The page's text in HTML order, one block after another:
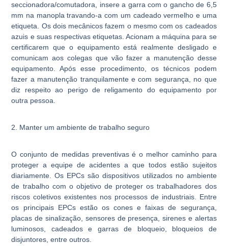
seccionadora/comutadora, insere a garra com o gancho de 6,5
mm na manopla travando-a com um cadeado vermelho e uma
etiqueta. Os dois mecânicos fazem o mesmo com os cadeados
azuis e suas respectivas etiquetas. Acionam a máquina para se
certificarem que o equipamento está realmente desligado e
comunicam aos colegas que vão fazer a manutenção desse
equipamento. Após esse procedimento, os técnicos podem
fazer a manutenção tranquilamente e com segurança, no que
diz respeito ao perigo de religamento do equipamento por
outra pessoa.
2. Manter um ambiente de trabalho seguro
O conjunto de medidas preventivas é o melhor caminho para
proteger a equipe de acidentes a que todos estão sujeitos
diariamente. Os EPCs são dispositivos utilizados no ambiente
de trabalho com o objetivo de proteger os trabalhadores dos
riscos coletivos existentes nos processos de industriais. Entre
os principais EPCs estão os cones e faixas de segurança,
placas de sinalização, sensores de presença, sirenes e alertas
luminosos, cadeados e garras de bloqueio, bloqueios de
disjuntores, entre outros.